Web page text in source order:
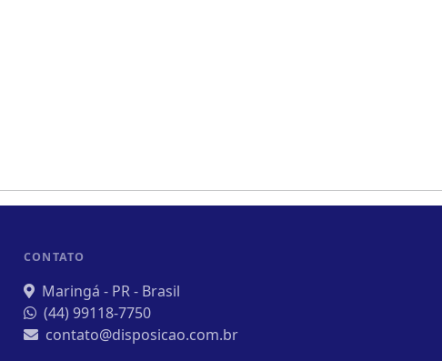
CONTATO
Maringá - PR - Brasil
(44) 99118-7750
contato@disposicao.com.br